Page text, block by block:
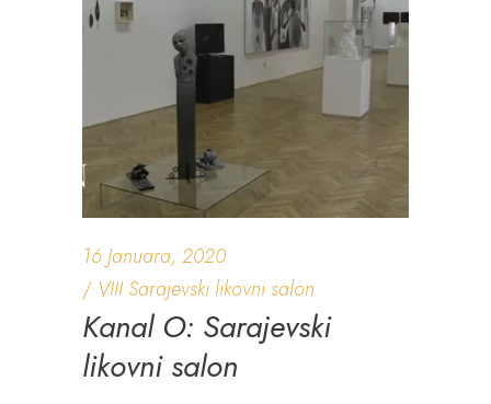
16 Januara, 2020
VIII Sarajevski likovni salon
Kanal O: Sarajevski
likovni salon